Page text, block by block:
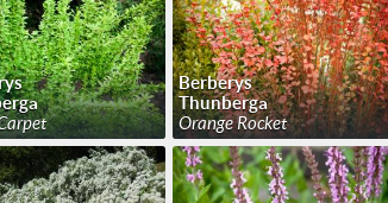
Berberys
Thunberga
Orange Rocket